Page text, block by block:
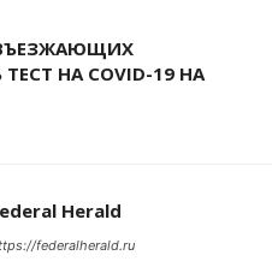
НА COVID-19 НА
Herald
federalherald.ru